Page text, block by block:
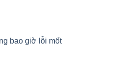
bao giờ lỗi mốt